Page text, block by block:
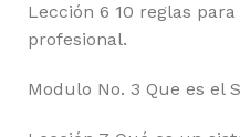
Lección 6 10 reglas
profesional.
Modulo No. 3 Que es el